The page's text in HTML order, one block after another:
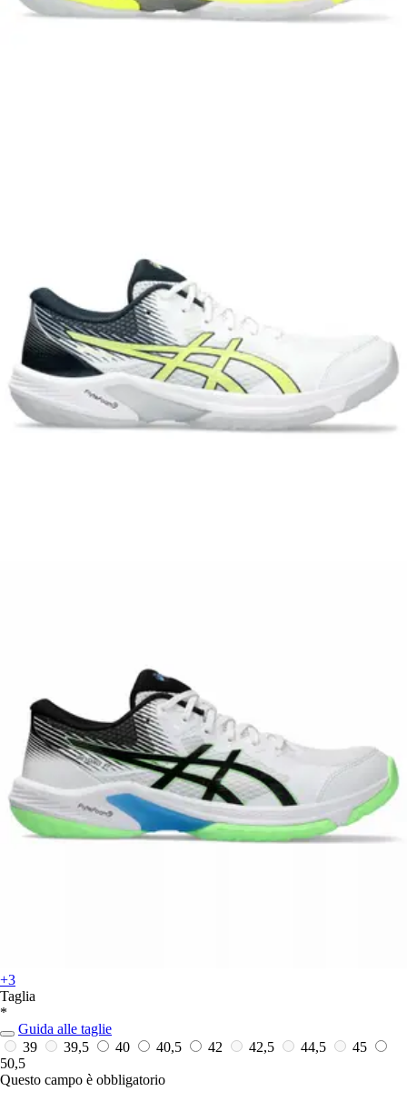
+3
Taglia
*
Guida alle taglie
39
39,5 40 40,5 42 42,5 44,5
45
50,5
Questo campo è obbligatorio